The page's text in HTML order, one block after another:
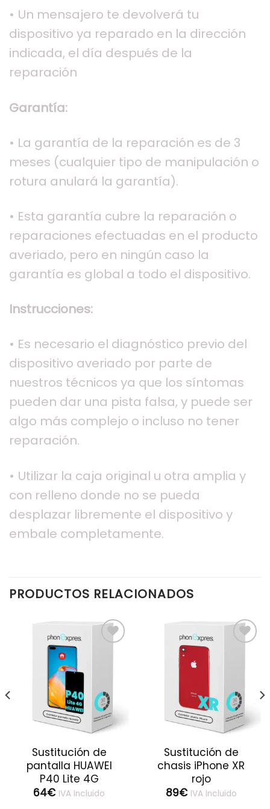
• Un mensajero te devolverá tu
dispositivo ya reparado en la dirección
indicada, el día después de la
reparación
Garantía:
• La garantía de la reparación es de 3
meses (cualquier tipo de manipulación o
rotura anulará la garantía).
• Esta garantía cubre la reparación o
reparaciones efectuadas en el producto
averiado, pero en ningún caso la
garantía es global a todo el dispositivo.
Instrucciones:
• Es necesario el diagnóstico previo del
dispositivo averiado por parte de
nuestros técnicos ya que los síntomas
pueden dar una pista falsa, y puede ser
algo más complejo o incluso no tener
reparación.
• Utilizar la caja original u otra amplia y
con relleno donde no se pueda
desplazar libremente el dispositivo y
embale completamente.
PRODUCTOS RELACIONADOS
Sustitución de
pantalla HUAWEI
P40 Lite 4G
64€ IVA Incluido
Sustitución de
chasis iPhone XR
rojo
89€ IVA Incluido